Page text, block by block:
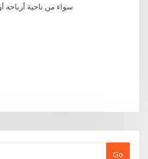
سواء من ناحية أرباحه
Go